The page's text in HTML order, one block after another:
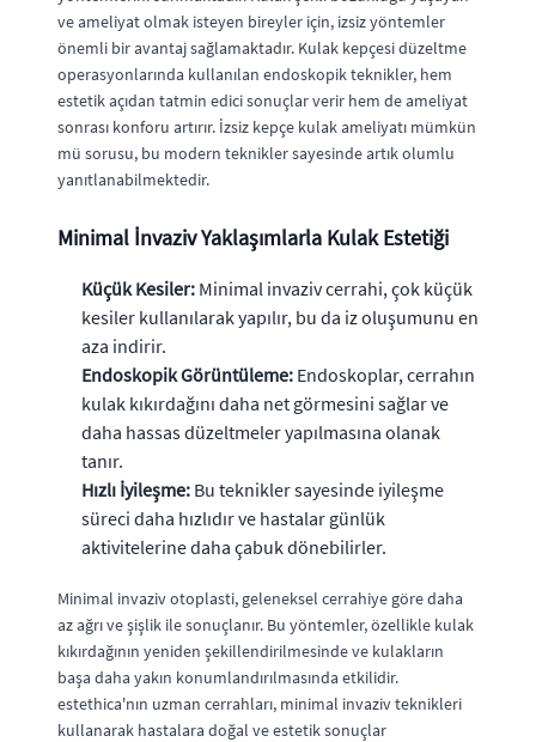
ve ameliyat olmak isteyen bireyler için, izsiz yöntemler
önemli bir avantaj sağlamaktadır. Kulak kepçesi düzeltme
operasyonlarında kullanılan endoskopik teknikler, hem
estetik açıdan tatmin edici sonuçlar verir hem de ameliyat
sonrası konforu artırır. İzsiz kepçe kulak ameliyatı mümkün
mü sorusu, bu modern teknikler sayesinde artık olumlu
yanıtlanabilmektedir.
Minimal İnvaziv Yaklaşımlarla Kulak Estetiği
Küçük Kesiler: Minimal invaziv cerrahi, çok küçük
kesiler kullanılarak yapılır, bu da iz oluşumunu en
aza indirir.
Endoskopik Görüntüleme: Endoskoplar, cerrahın
kulak kıkırdağını daha net görmesini sağlar ve
daha hassas düzeltmeler yapılmasına olanak
tanır.
Hızlı İyileşme: Bu teknikler sayesinde iyileşme
süreci daha hızlıdır ve hastalar günlük
aktivitelerine daha çabuk dönebilirler.
Minimal invaziv otoplasti, geleneksel cerrahiye göre daha
az ağrı ve şişlik ile sonuçlanır. Bu yöntemler, özellikle kulak
kıkırdağının yeniden şekillendirilmesinde ve kulakların
başa daha yakın konumlandırılmasında etkilidir.
estethica'nın uzman cerrahları, minimal invaziv teknikleri
kullanarak hastalara doğal ve estetik sonuçlar